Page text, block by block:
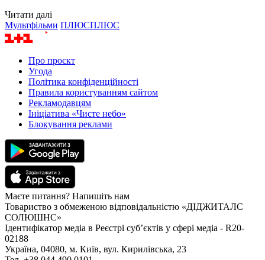
Читати далі
Мультфільми ПЛЮСПЛЮС
Про проєкт
Угода
Політика конфіденційності
Правила користуванням сайтом
Рекламодавцям
Ініціатива «Чисте небо»
Блокування реклами
Маєте питання? Напишіть нам
Товариство з обмеженою відповідальністю «ДІДЖИТАЛС
СОЛЮШНС»
Ідентифікатор медіа в Реєстрі суб’єктів у сфері медіа - R20-
02188
Україна, 04080, м. Київ, вул. Кирилівська, 23